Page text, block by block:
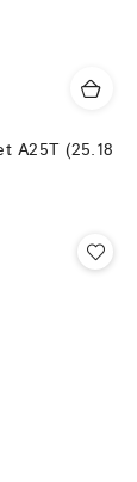
A25T (25.18